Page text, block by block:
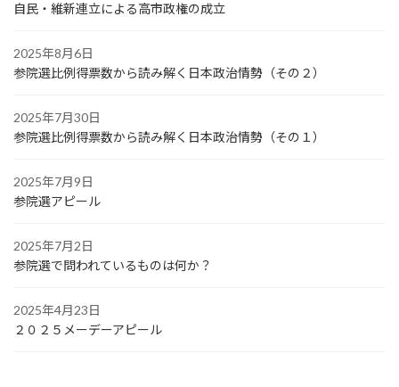
自民・維新連立による高市政権の成立
2025年8月6日
参院選比例得票数から読み解く日本政治情勢（その２）
2025年7月30日
参院選比例得票数から読み解く日本政治情勢（その１）
2025年7月9日
参院選アピール
2025年7月2日
参院選で問われているものは何か？
2025年4月23日
２０２５メーデーアピール